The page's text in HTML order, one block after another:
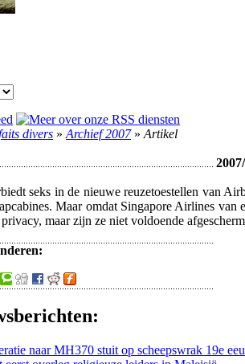
divers » Archief 2007» Artikel
seks in de nieuwe reuzetoestellen van
Maar omdat Singapore Airlines
maar zijn ze niet voldoende
naar MH370 stuit op scheepswrak 19e